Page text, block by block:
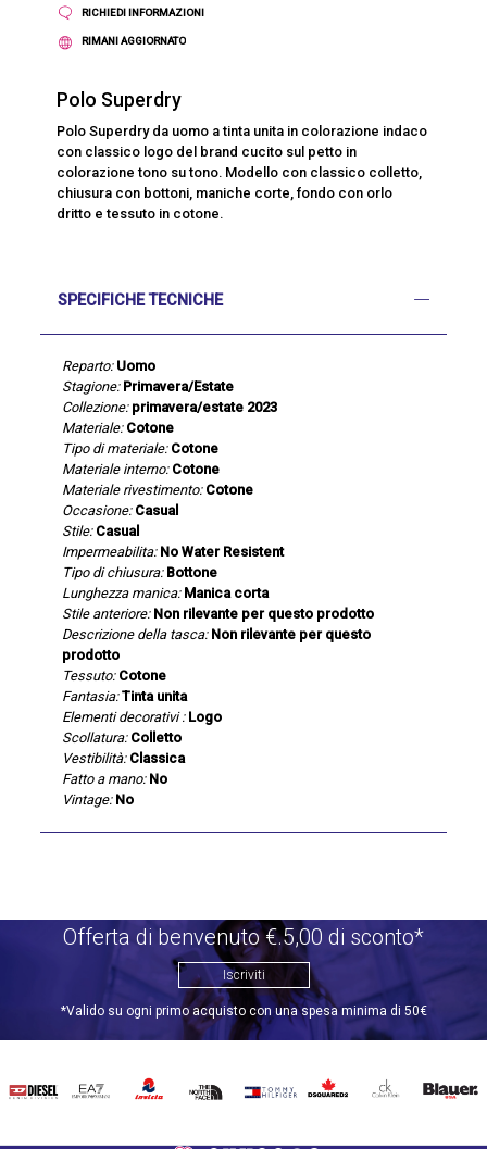
RICHIEDI INFORMAZIONI
RIMANI AGGIORNATO
Polo Superdry
Polo Superdry da uomo a tinta unita in colorazione indaco
con classico logo del brand cucito sul petto in
colorazione tono su tono. Modello con classico colletto,
chiusura con bottoni, maniche corte, fondo con orlo
dritto e tessuto in cotone.
SPECIFICHE TECNICHE
Reparto: Uomo
Stagione: Primavera/Estate
Collezione: primavera/estate 2023
Materiale: Cotone
Tipo di materiale: Cotone
Materiale interno: Cotone
Materiale rivestimento: Cotone
Occasione: Casual
Stile: Casual
Impermeabilita: No Water Resistent
Tipo di chiusura: Bottone
Lunghezza manica: Manica corta
Stile anteriore: Non rilevante per questo prodotto
Descrizione della tasca: Non rilevante per questo
prodotto
Tessuto: Cotone
Fantasia: Tinta unita
Elementi decorativi : Logo
Scollatura: Colletto
Vestibilità: Classica
Fatto a mano: No
Vintage: No
Offerta di benvenuto €.5,00 di sconto*
Iscriviti
*Valido su ogni primo acquisto con una spesa minima di 50€
DIESEL EA7 INVICTATHE
TOMMY
DSQUARED2
CALVIN BLAUER